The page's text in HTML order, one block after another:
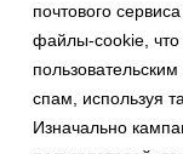
почтового
файлы-cookie, что
спам, используя
Изначально